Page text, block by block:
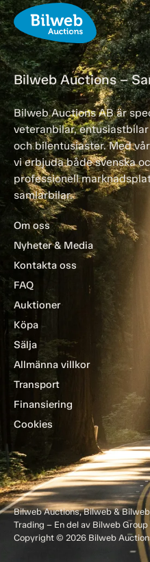
Bilweb Auctions –
Bilweb Auctions AB är
veteranbilar,
och bilentusiaster. Med
vi erbjuda både svenska
professionell
samlarbilar.
Om oss
Nyheter & Media
Kontakta oss
FAQ
Auktioner
Köpa
Sälja
Allmänna villkor
Transport
Finansiering
Cookies
Bilweb Auctions, Bilweb & Bilweb
Trading – En del av Bilweb Group
Copyright © 2026 Bilweb